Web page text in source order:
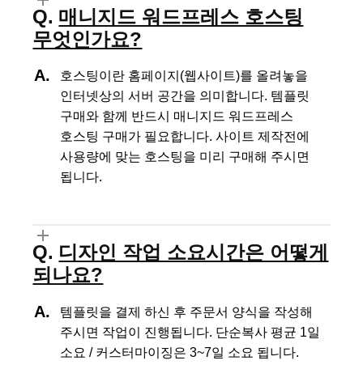
매니지드 워드프레스 호스팅
무엇인가요?
호스팅이란 홈페이지(웹사이트)를 올려놓을
인터넷상의 서버 공간을 의미합니다. 템플릿
구매와 함께 반드시 매니지드 워드프레스
호스팅 구매가 필요합니다. 사이트 제작전에
사용량에 맞는 호스팅을 미리 구매해 주시면
됩니다.
디자인 작업 소요시간은 어떻게
되나요?
템플릿을 결제 하신 후 주문서 양식을 작성해
주시면 작업이 진행됩니다. 단순복사 평균 1일
소요 / 커스터마이징은 3~7일 소요 됩니다.